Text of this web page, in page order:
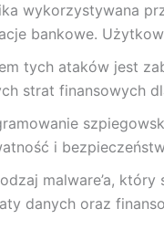
wykorzystywana
bankowe.
tych ataków jest
strat finansowych
i
malware’a,
danych oraz